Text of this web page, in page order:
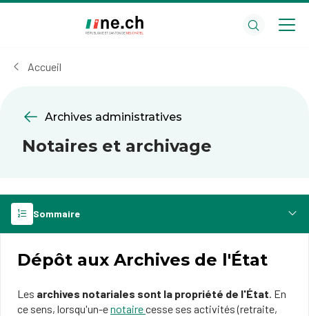
cookies
Accueil
Archives administratives
Notaires et archivage
Sommaire
Dépôt aux Archives de l'État
Les archives notariales sont la propriété de l'État. En
ce sens, lorsqu'un-enotairecesse ses activités (retraite,